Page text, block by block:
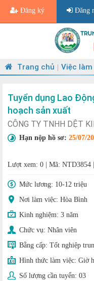
Đăng ký Đăng
Trang chủ Việc làm
Tuyển dụng Lao
hoạch sản xuất
CÔNG TY TNHH DỆT
Hạn nộp hồ sơ: 25/07/
Lượt xem: 0 Mã: NTD3854
Mức lương: 10-12 triệu
Nơi làm việc: Hòa Bình
Kinh nghiệm: 3 năm
Chức vụ: Nhân viên
Bằng cấp: Tốt nghiệp
Hình thức làm việc: Giờ
Số lượng cần tuyển: 03